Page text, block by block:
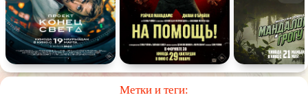
Спектакль Сказка Немое кино Для взрослых
Метки и теги: